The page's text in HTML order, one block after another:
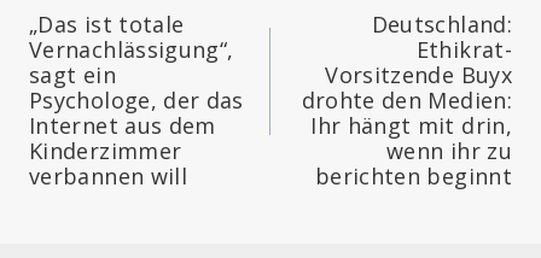
„Das ist totale
Vernachlässigung“,
sagt ein
Psychologe, der das
Internet aus dem
Kinderzimmer
verbannen will
Deutschland:
Ethikrat-
Vorsitzende Buyx
drohte den Medien:
Ihr hängt mit drin,
wenn ihr zu
berichten beginnt